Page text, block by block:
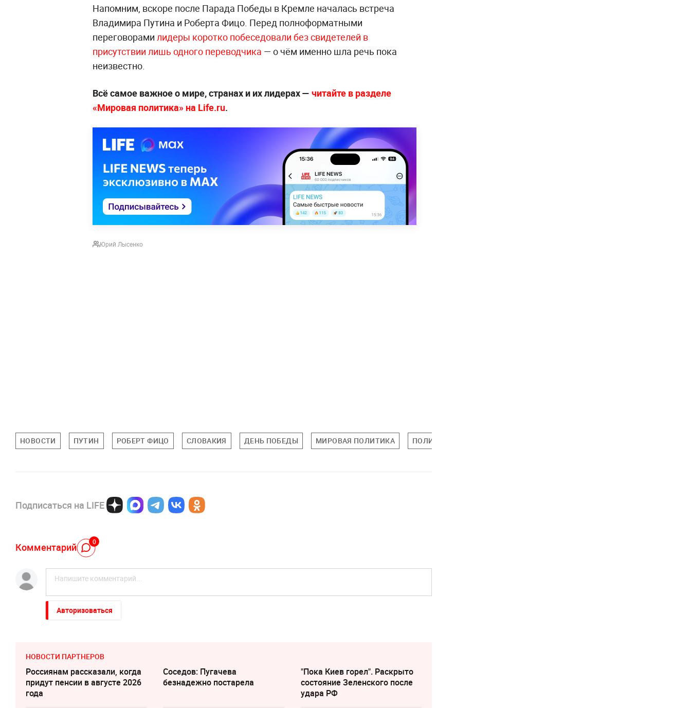
Напомним, вскоре после Парада Победы в Кремле началась встреча
Владимира Путина и Роберта Фицо. Перед полноформатными
переговорами лидеры коротко побеседовали без свидетелей в
присутствии лишь одного переводчика — о чём именно шла речь пока
неизвестно.
Всё самое важное о мире, странах и их лидерах — читайте в разделе
«Мировая политика» на Life.ru.
Юрий Лысенко
НОВОСТИ ПУТИН РОБЕРТ ФИЦО СЛОВАКИЯ ДЕНЬ ПОБЕДЫ МИРОВАЯ ПОЛИТИКА ПОЛИТИКА
Подписаться на LIFE
Комментарий 0
Авторизоваться
НОВОСТИ ПАРТНЕРОВ
Россиянам рассказали, когда
придут пенсии в августе 2026
года
Соседов: Пугачева
безнадежно постарела
"Пока Киев горел". Раскрыто
состояние Зеленского после
удара РФ